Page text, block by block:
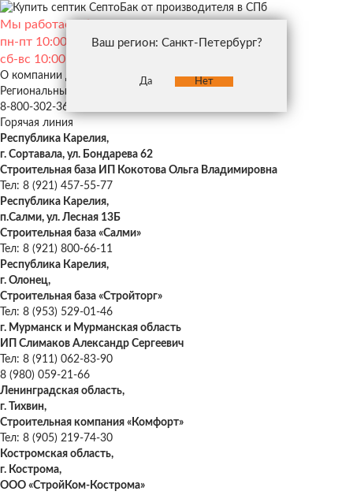
Ваш регион: Санкт-Петербург?
Да Нет
Мы работаем без выходных:
пн-пт 10:00 — 19:00
сб-вс 10:00 — 18:00
О компании Дилерам
Застройщикам
Региональные представители
8-800-302-36-46
Горячая линия
Республика Карелия,
г. Сортавала, ул. Бондарева 62
Строительная база ИП Кокотова Ольга Владимировна
Тел: 8 (921) 457-55-77
Республика Карелия,
п.Салми, ул. Лесная 13Б
Строительная база «Салми»
Тел: 8 (921) 800-66-11
Республика Карелия,
г. Олонец,
Строительная база «Стройторг»
Тел: 8 (953) 529-01-46
г. Мурманск и Мурманская область
ИП Слимаков Александр Сергеевич
Тел: 8 (911) 062-83-90
8 (980) 059-21-66
Ленинградская область,
г. Тихвин,
Строительная компания «Комфорт»
Тел: 8 (905) 219-74-30
Костромская область,
г. Кострома,
ООО «СтройКом-Кострома»